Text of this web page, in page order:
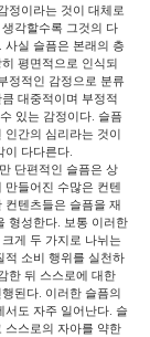
정이라는 것이 대체로
각할수록 그것의 다
사실 슬픔은 본래의 층
평면적으로 인식되
정적인 감정으로 분류
대중적이며 부정적
있는 감정이다. 슬픔
인간의 심리라는 것이
이 다다른다.
단편적인 슬픔은 상
만들어진 수많은 컨텐
컨텐츠들은 슬픔을 재
형성한다. 보통 이러한
게 두 가지로 나뉘는
적 소비 행위를 실천하
한 뒤 스스로에 대한
된다. 이러한 슬픔의
서도 자주 일어난다. 슬
스스로의 자아를 약한